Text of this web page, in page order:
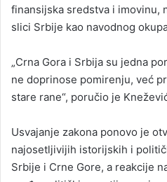
finansijska sredstva i imovinu,
slici Srbije kao navodnog
„Crna Gora i Srbija su jedna
ne doprinose pomirenju, već
stare rane“, poručio je
Usvajanje zakona ponovo je
najosetljivijih istorijskih i
Srbije i Crne Gore, a reakcije